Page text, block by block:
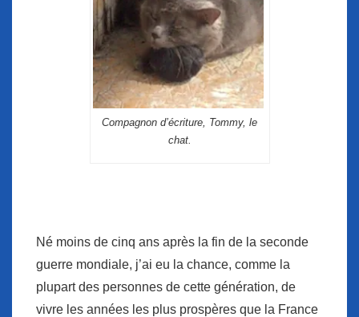
Compagnon d’écriture, Tommy, le
chat.
Né moins de cinq ans après la fin de la seconde
guerre mondiale, j’ai eu la chance, comme la
plupart des personnes de cette génération, de
vivre les années les plus prospères que la France